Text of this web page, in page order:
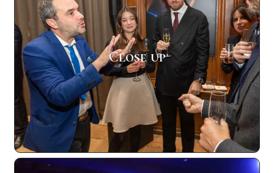
Close up
De la magie ou du mentalisme où les
spectateurs sont au plus près. La
performance est réalisée auprès de petits
groupes sous les yeux mêmes du public,
créant une expérience immersive, magique
et interactive
En Savoir Plus